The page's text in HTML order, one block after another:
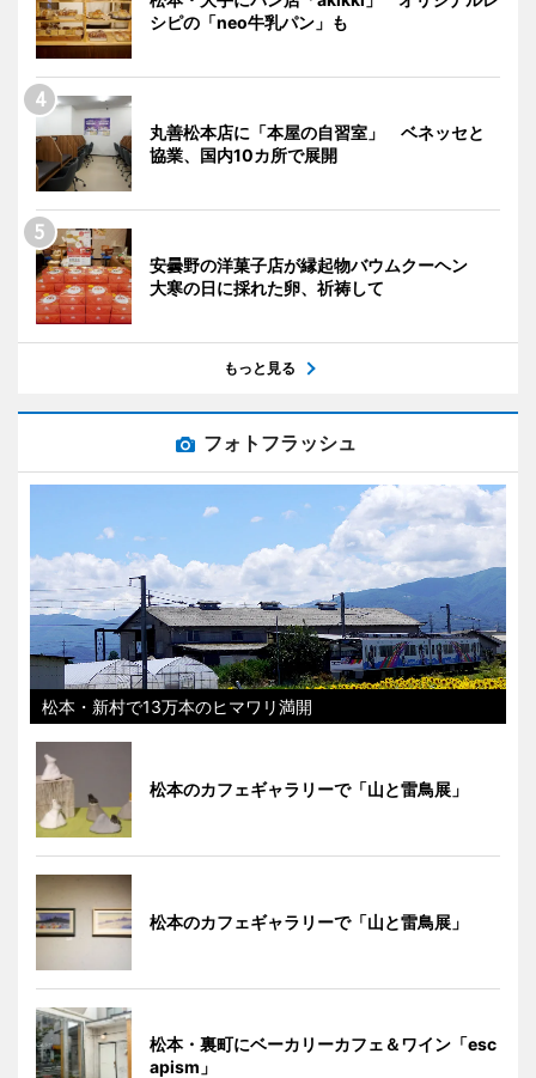
シピの「neo牛乳パン」も
丸善松本店に「本屋の自習室」 ベネッセと
協業、国内10カ所で展開
安曇野の洋菓子店が縁起物バウムクーヘン
大寒の日に採れた卵、祈祷して
もっと見る
フォトフラッシュ
松本・新村で13万本のヒマワリ満開
松本のカフェギャラリーで「山と雷鳥展」
松本のカフェギャラリーで「山と雷鳥展」
松本・裏町にベーカリーカフェ＆ワイン「esc
apism」